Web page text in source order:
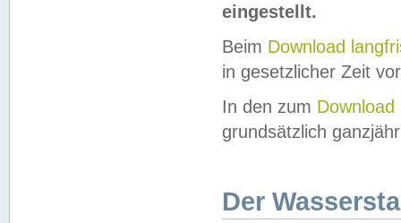
eingestellt.
Beim Download
in gesetzlicher Zeit
In den zum Download
grundsätzlich
Der